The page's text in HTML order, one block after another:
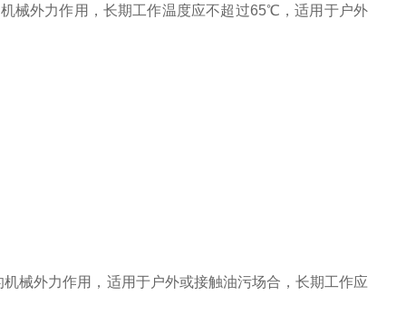
械外力作用，长期工作温度应不超过65℃，适用于户外
械外力作用，适用于户外或接触油污场合，长期工作应